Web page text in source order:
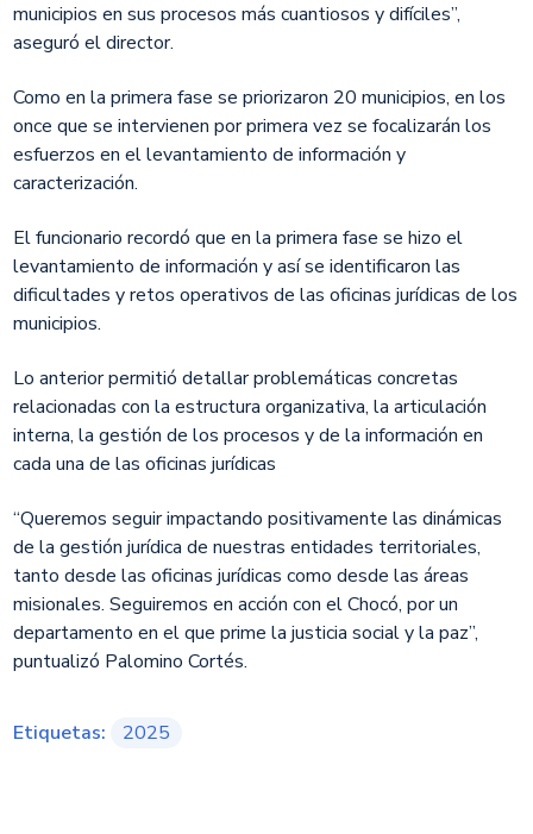
municipios en sus procesos más cuantiosos y difíciles”,
aseguró el director.
Como en la primera fase se priorizaron 20 municipios, en los
once que se intervienen por primera vez se focalizarán los
esfuerzos en el levantamiento de información y
caracterización.
El funcionario recordó que en la primera fase se hizo el
levantamiento de información y así se identificaron las
dificultades y retos operativos de las oficinas jurídicas de los
municipios.
Lo anterior permitió detallar problemáticas concretas
relacionadas con la estructura organizativa, la articulación
interna, la gestión de los procesos y de la información en
cada una de las oficinas jurídicas
​“Queremos seguir impactando positivamente las dinámicas
de la gestión jurídica de nuestras entidades territoriales,
tanto desde las oficinas jurídicas como desde las áreas
misionales. Seguiremos en acción con el Chocó, por un
departamento en el que prime la justicia social y la paz”,
puntualizó Palomino Cortés.
Etiquetas: 2025